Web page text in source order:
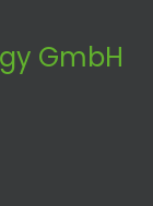
GmbH